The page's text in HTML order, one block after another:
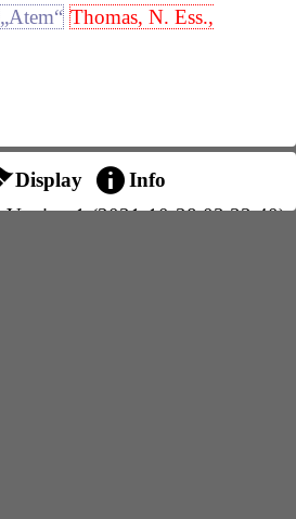
„Atem“ Thomas, N. Ess.,
Display
Info
Version 1 (2021-10-28 03:33:40)